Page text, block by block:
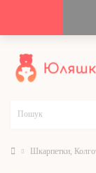
Шкарпетки,